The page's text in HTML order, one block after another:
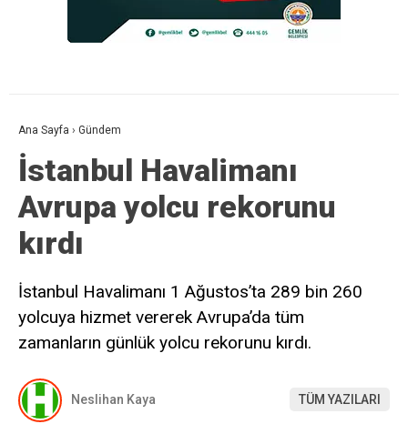
Ana Sayfa › Gündem
İstanbul Havalimanı
Avrupa yolcu rekorunu
kırdı
İstanbul Havalimanı 1 Ağustos’ta 289 bin 260
yolcuya hizmet vererek Avrupa’da tüm
zamanların günlük yolcu rekorunu kırdı.
Neslihan Kaya TÜM YAZILARI